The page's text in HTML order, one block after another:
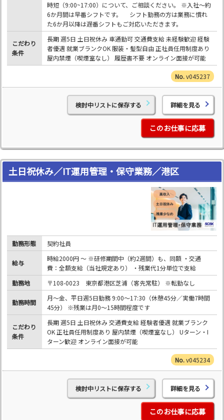
時短（9:00~17:00）について、ご相談ください。 ※入社～約
6か月間は早番シフトです。 シフト勤務の方は業務に慣れ
た6か月以降は遅番シフトもご対応いただきます。
こだわり
条件
長期 週5日 土日祝休み 車通勤可 交通費支給 未経験歓迎 経験
者優遇 就業ブランクOK 服装・髪型自由 正社員任用制度あり
屋内禁煙（喫煙室なし） 履歴書不要 オンライン面接が可能
v045237
検討中リストに保存する 詳細を見る
このお仕事に応募
土日祝休み／IT運用管理・保守業務／港区
勤務形態 契約社員
給与
時給2000円 ～ ※研修期間中（約2週間）も、同額 ・交通
費：全額支給（当社規定あり） ・残業代1分単位で支給
勤務地
〒108-0023 東京都港区芝浦（客先常駐） ※転勤なし
勤務時間
月～金、平日週5日勤務 9:00～17:30（休憩45分／実働7時間
45分） ※残業は月0～15時間程度です
こだわり
条件
長期 週5日 土日祝休み 交通費支給 経験者優遇 就業ブランク
OK 正社員任用制度あり 屋内禁煙（喫煙室なし） Uターン・I
ターン歓迎 オンライン面接が可能
v045234
検討中リストに保存する 詳細を見る
このお仕事に応募